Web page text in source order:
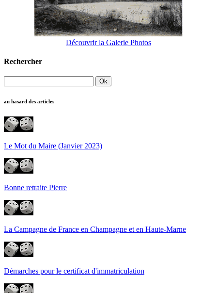
Découvrir la Galerie Photos
Rechercher
au hasard des articles
Le Mot du Maire (Janvier 2023)
Bonne retraite Pierre
La Campagne de France en Champagne et en Haute-Marne
Démarches pour le certificat d'immatriculation